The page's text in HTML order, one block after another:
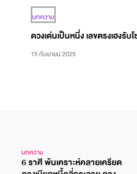
บทความ
ดวงเด่นเป็นหนึ่ง เลขตรงเฮงรับ
15 กันยายน 2025
บทความ
6 ราศี พ้นเคราะห์คลายเครียด